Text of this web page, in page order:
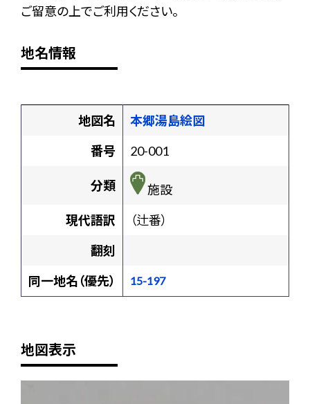
ご留意の上でご利用ください。
地名情報
地図名
本郷湯島絵図
番号
20-001
分類
施設
現代語訳
（辻番）
翻刻
同一地名（優先）
15-197
地図表示